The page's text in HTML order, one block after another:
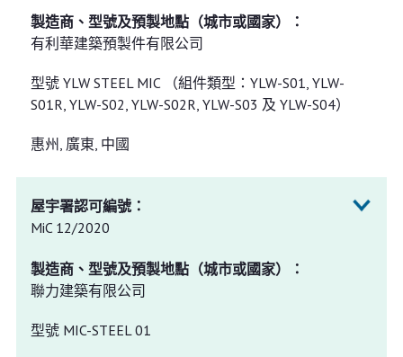
有利華建築預製件有限公司
型號 YLW STEEL MIC （組件類型：YLW-S01, YLW-
S01R, YLW-S02, YLW-S02R, YLW-S03 及 YLW-S04）
惠州, 廣東, 中國
MiC 12/2020
聯力建築有限公司
型號 MIC-STEEL 01